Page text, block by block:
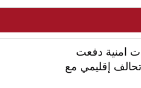
امنية دفعت
إقليمي مع